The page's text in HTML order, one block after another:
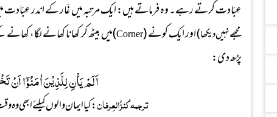
عِبَادت کرتے رہے۔ وہ فرماتے ہیں: ایک مرتبہ میں غَار کے اندر
مجھے نہیں دیکھا)اور ایک کونے (Corner)میں بیٹھ کر کھانا کھانے لگا،
پڑھ دی:
اَلَمْ یَاْنِ لِلَّذِیْنَ اٰمَنُوْۤا اَنْ
ترجمہ ٔکنزُالعِرفان:کیا ایمان والوں کیلئے ابھی